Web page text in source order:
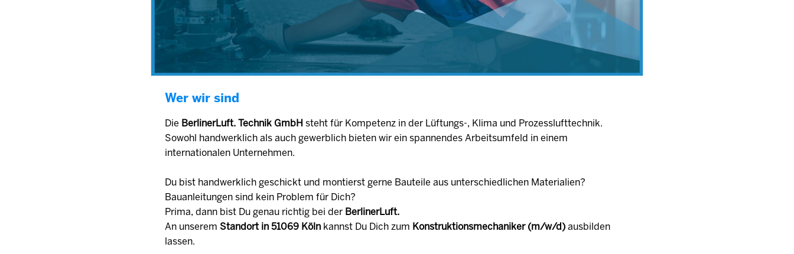
Wer wir sind
Die BerlinerLuft. Technik GmbH steht für Kompetenz in der Lüftungs-, Klima und Prozesslufttechnik.
Sowohl handwerklich als auch gewerblich bieten wir ein spannendes Arbeitsumfeld in einem
internationalen Unternehmen.
Du bist handwerklich geschickt und montierst gerne Bauteile aus unterschiedlichen Materialien?
Bauanleitungen sind kein Problem für Dich?
Prima, dann bist Du genau richtig bei der BerlinerLuft.
An unserem Standort in 51069 Köln kannst Du Dich zum Konstruktionsmechaniker (m/w/d) ausbilden
lassen.